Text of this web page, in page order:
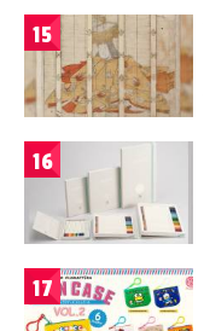
15
16
17